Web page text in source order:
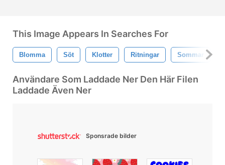
This Image Appears In Searches For
Blomma Söt Klotter Ritningar Sommar
Användare Som Laddade Ner Den Här Filen
Laddade Även Ner
Sponsrade bilder